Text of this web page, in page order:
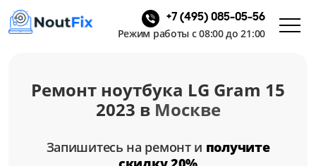
+7 (495) 085-05-56
Режим работы с 08:00 до 21:00
Ремонт ноутбука LG Gram 15
2023 в Москве
Запишитесь на ремонт и получите